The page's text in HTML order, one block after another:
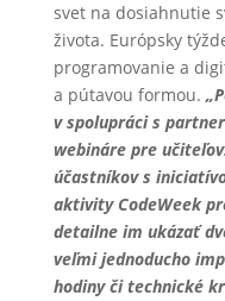
svet na dosiahnutie
života. Európsky
programovanie a
a pútavou formou.
v spolupráci s
webináre pre
účastníkov s
aktivity CodeWeek
detailne im ukázať
veľmi jednoducho
hodiny či technické